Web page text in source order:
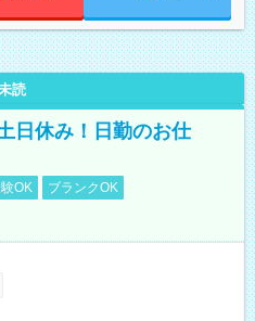
読
日休み！日勤のお仕
OK
ブランクOK